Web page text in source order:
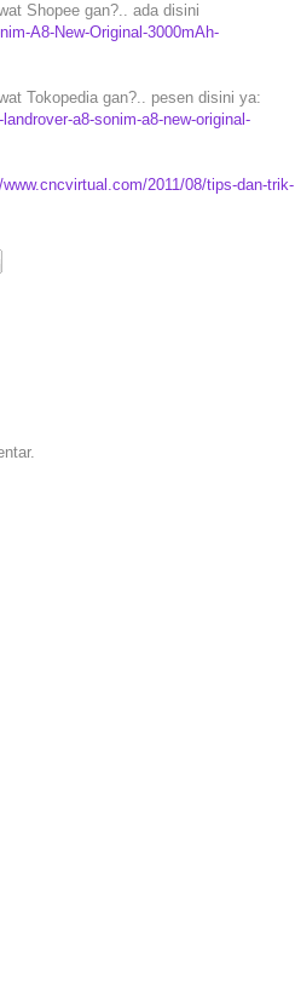
Shopee gan?.. ada disini
A8-New-Original-3000mAh-
Tokopedia gan?.. pesen disini ya:
a8-sonim-a8-new-original-
2011/08/tips-dan-trik-